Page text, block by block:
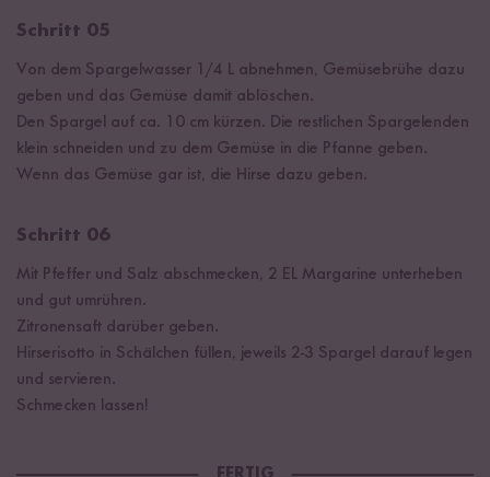
Schritt 05
Von dem Spargelwasser 1/4 L abnehmen, Gemüsebrühe dazu
geben und das Gemüse damit ablöschen.
Den Spargel auf ca. 10 cm kürzen. Die restlichen Spargelenden
klein schneiden und zu dem Gemüse in die Pfanne geben.
Wenn das Gemüse gar ist, die Hirse dazu geben.
Schritt 06
Mit Pfeffer und Salz abschmecken, 2 EL Margarine unterheben
und gut umrühren.
Zitronensaft darüber geben.
Hirserisotto in Schälchen füllen, jeweils 2-3 Spargel darauf legen
und servieren.
Schmecken lassen!